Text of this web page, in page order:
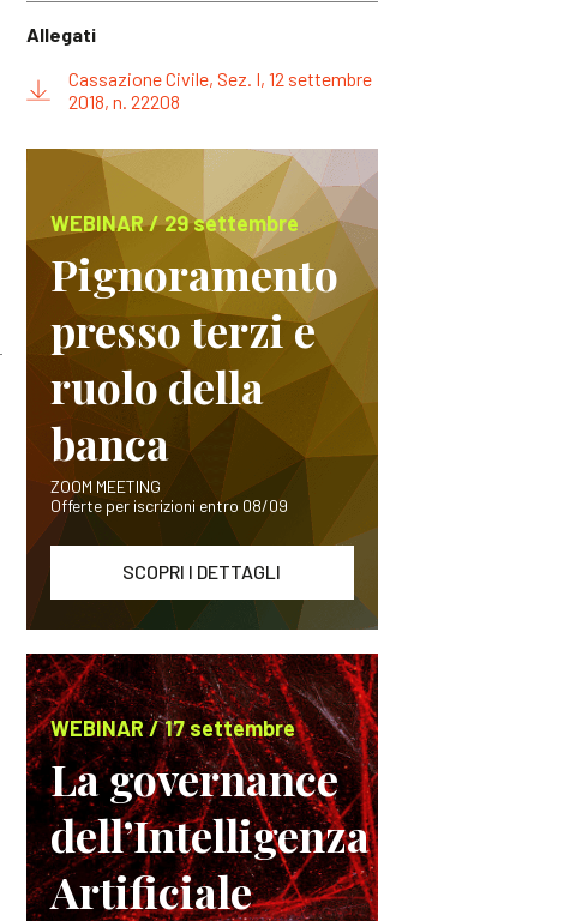
Allegati
Cassazione Civile, Sez. I, 12 settembre
2018, n. 22208
WEBINAR / 29 settembre
Pignoramento
presso terzi e
ruolo della
banca
ZOOM MEETING
Offerte per iscrizioni entro 08/09
SCOPRI I DETTAGLI
WEBINAR / 17 settembre
La governance
dell’Intelligenza
Artificiale